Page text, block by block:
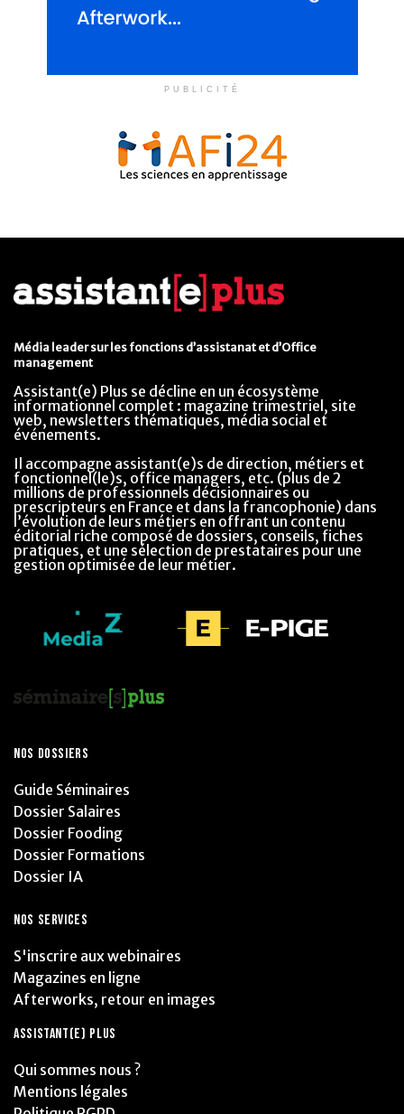
PUBLICITÉ
Média leader sur les fonctions d’assistanat et d’Office
management
Assistant(e) Plus se décline en un écosystème
informationnel complet : magazine trimestriel, site
web, newsletters thématiques, média social et
événements.
Il accompagne assistant(e)s de direction, métiers et
fonctionnel(le)s, office managers, etc. (plus de 2
millions de professionnels décisionnaires ou
prescripteurs en France et dans la francophonie) dans
l’évolution de leurs métiers en offrant un contenu
éditorial riche composé de dossiers, conseils, fiches
pratiques, et une sélection de prestataires pour une
gestion optimisée de leur métier.
NOS DOSSIERS
Guide Séminaires
Dossier Salaires
Dossier Fooding
Dossier Formations
Dossier IA
NOS SERVICES
S'inscrire aux webinaires
Magazines en ligne
Afterworks, retour en images
ASSISTANT(E) PLUS
Qui sommes nous ?
Mentions légales